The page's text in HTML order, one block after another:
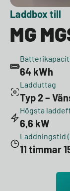
Laddbox till
MG
64 kWh
Ladduttag
Typ 2 –
Högsta
6,6 kW
Laddningstid
11 timmar